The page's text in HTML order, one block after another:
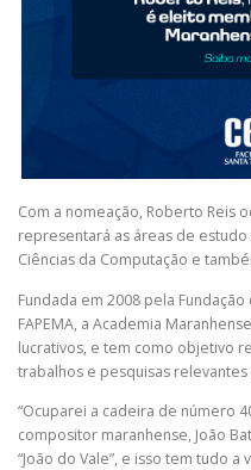
Com a nomeação, Roberto Reis
representará as áreas de
Ciências da Computação e
Fundada em 2008 pela
FAPEMA, a Academia
lucrativos, e tem como objetivo
trabalhos e pesquisas
“Ocuparei a cadeira de número
compositor maranhense, João
“João do Vale”, e isso tem tudo a